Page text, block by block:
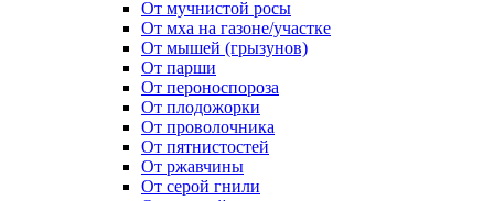
От мучнистой росы
От мха на газоне/участке
От мышей (грызунов)
От парши
От пероноспороза
От плодожорки
От проволочника
От пятнистостей
От ржавчины
От серой гнили